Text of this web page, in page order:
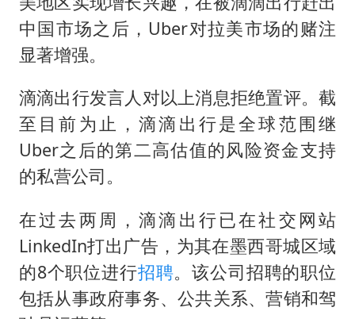
中国市场之后，Uber对拉美市场的赌注
显著增强。
滴滴出行发言人对以上消息拒绝置评。截
至目前为止，滴滴出行是全球范围继
Uber之后的第二高估值的风险资金支持
的私营公司。
在过去两周，滴滴出行已在社交网站
LinkedIn打出广告，为其在墨西哥城区域
的8个职位进行招聘。该公司招聘的职位
包括从事政府事务、公共关系、营销和驾